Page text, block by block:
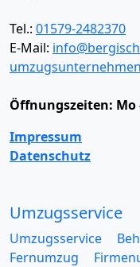
Tel.: 01579-2482370
E-Mail:
Öffnungszeiten: Mo
Impressum
Datenschutz
Umzugsservice
Umzugsservice
Fernumzug